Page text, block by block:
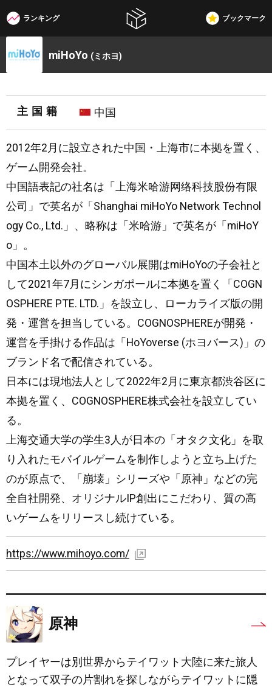
W3G
ランキング ブックマーク
miHoYo (ミホヨ)
主国籍 中国
2012年2月に設立された中国・上海市に本拠を置く、
ゲーム開発会社。
中国語表記の社名は「上海米哈游网络科技股份有限
公司」で英名が「Shanghai miHoYo Network Technol
ogy Co., Ltd.」、略称は「米哈游」で英名が「miHoY
o」。
中国本土以外のグローバル展開はmiHoYoの子会社と
して2021年7⽉にシンガポールに本拠を置く「COGN
OSPHERE PTE. LTD.」を設立し、ローカライズ版の開
発・運営を担当している。COGNOSPHEREが開発・
運営を手掛ける作品は「HoYoverse (ホヨバース)」の
ブランド名で配信されている。
日本には現地法人として2022年2⽉に東京都渋谷区に
本拠を置く、COGNOSPHERE株式会社を設立してい
る。
上海交通大学の学生3人が日本の「オタク文化」を取
り入れたモバイルゲームを制作しようと立ち上げた
のが原点で、「崩壊」シリーズや「原神」などの完
全自社開発、オリジナルIP創出にこだわり、質の高
いゲームをリリースし続けている。
https://www.mihoyo.com/
原神
プレイヤーは別世界からテイワット大陸に来た旅人
となって双子の片割れを探しながらテイワットに隠